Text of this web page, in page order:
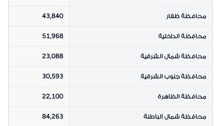
محافظة ظفار 43,840
محافظة الداخلية 51,968
محافظة شمال الشرقية 23,088
محافظة جنوب الشرقية 30,593
محافظة الظاهرة 22,100
محافظة شمال الباطنة 84,263